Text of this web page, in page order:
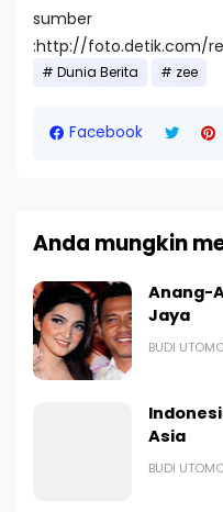
sumber
:http://foto.detik.com/
Dunia Berita zee
Facebook
Anda mungkin
Anang-
Jaya
BUDI
Asia
BUDI